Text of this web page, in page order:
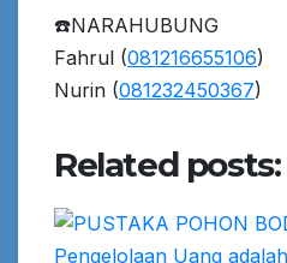
☎️NARAHUBUNG
Fahrul (081216655106)
Nurin (081232450367)
Related posts: